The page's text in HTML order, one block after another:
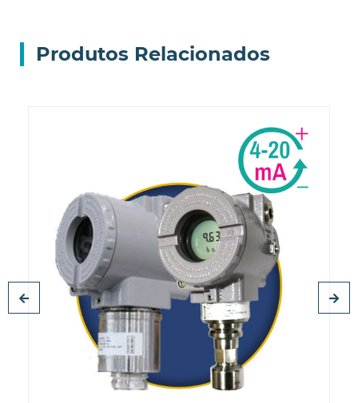
Produtos Relacionados